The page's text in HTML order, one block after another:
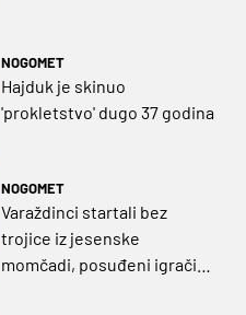
NOGOMET
Hajduk je skinuo
'prokletstvo' dugo 37 godina
NOGOMET
Varaždinci startali bez
trojice iz jesenske
momčadi, posuđeni igrači